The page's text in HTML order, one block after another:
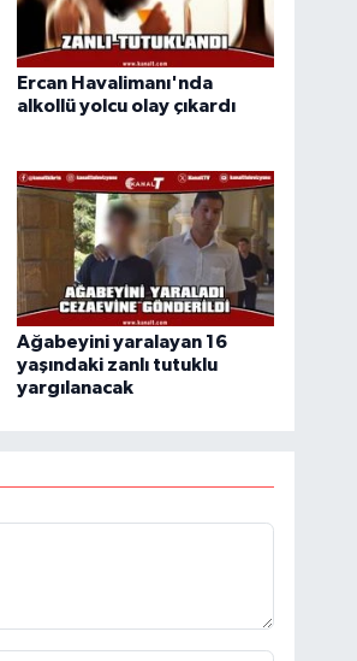
Ercan Havalimanı'nda
alkollü yolcu olay çıkardı
Ağabeyini yaralayan 16
yaşındaki zanlı tutuklu
yargılanacak